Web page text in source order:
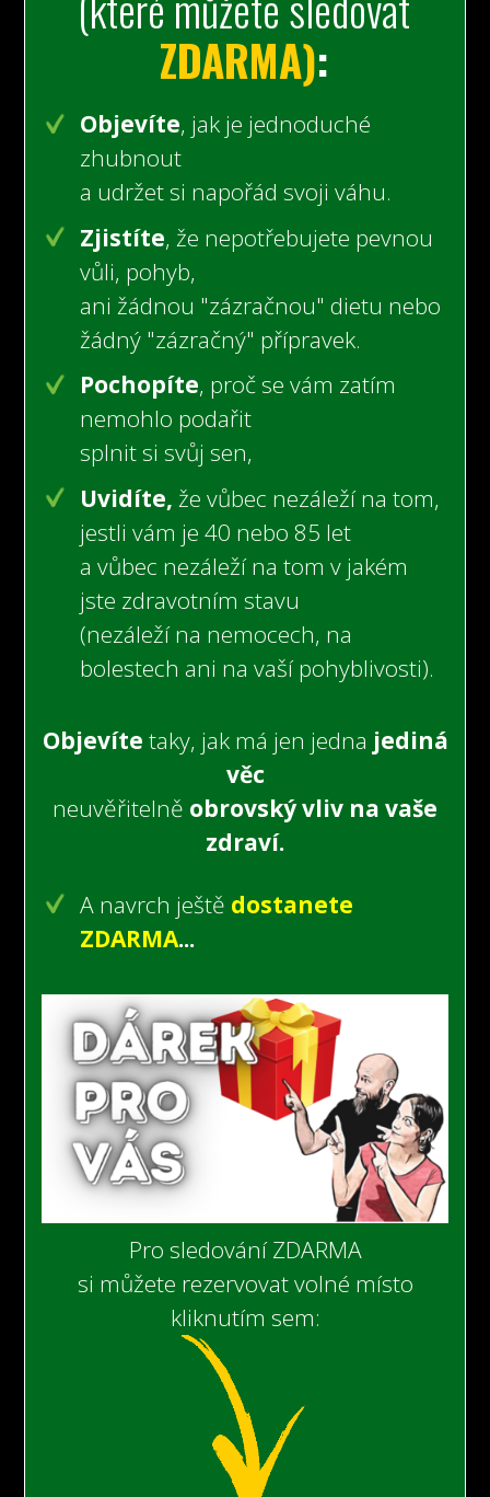
ZDARMA):
Objevíte, jak je jednoduché
zhubnout
a udržet si napořád svoji váhu.
Zjistíte, že nepotřebujete pevnou
vůli, pohyb,
ani žádnou "zázračnou" dietu nebo
žádný "zázračný" přípravek.
Pochopíte, proč se vám zatím
nemohlo podařit
splnit si svůj sen,
Uvidíte, že vůbec nezáleží na tom,
jestli vám je 40 nebo 85 let
a vůbec nezáleží na tom v jakém
jste zdravotním stavu
(nezáleží na nemocech, na
bolestech ani na vaší pohyblivosti).
Objevíte taky, jak má jen jedna jediná
věc
neuvěřitelně obrovský vliv na vaše
zdraví.
A navrch ještě dostanete
ZDARMA...
Pro sledování ZDARMA
si můžete rezervovat volné místo
kliknutím sem: